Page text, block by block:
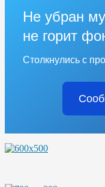
Не убран
не горит
Столкнулись с